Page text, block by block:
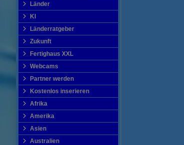
Länder
KI
Länderratgeber
Zukunft
Fertighaus XXL
Webcams
Partner werden
Kostenlos inserieren
Afrika
Amerika
Asien
Australien